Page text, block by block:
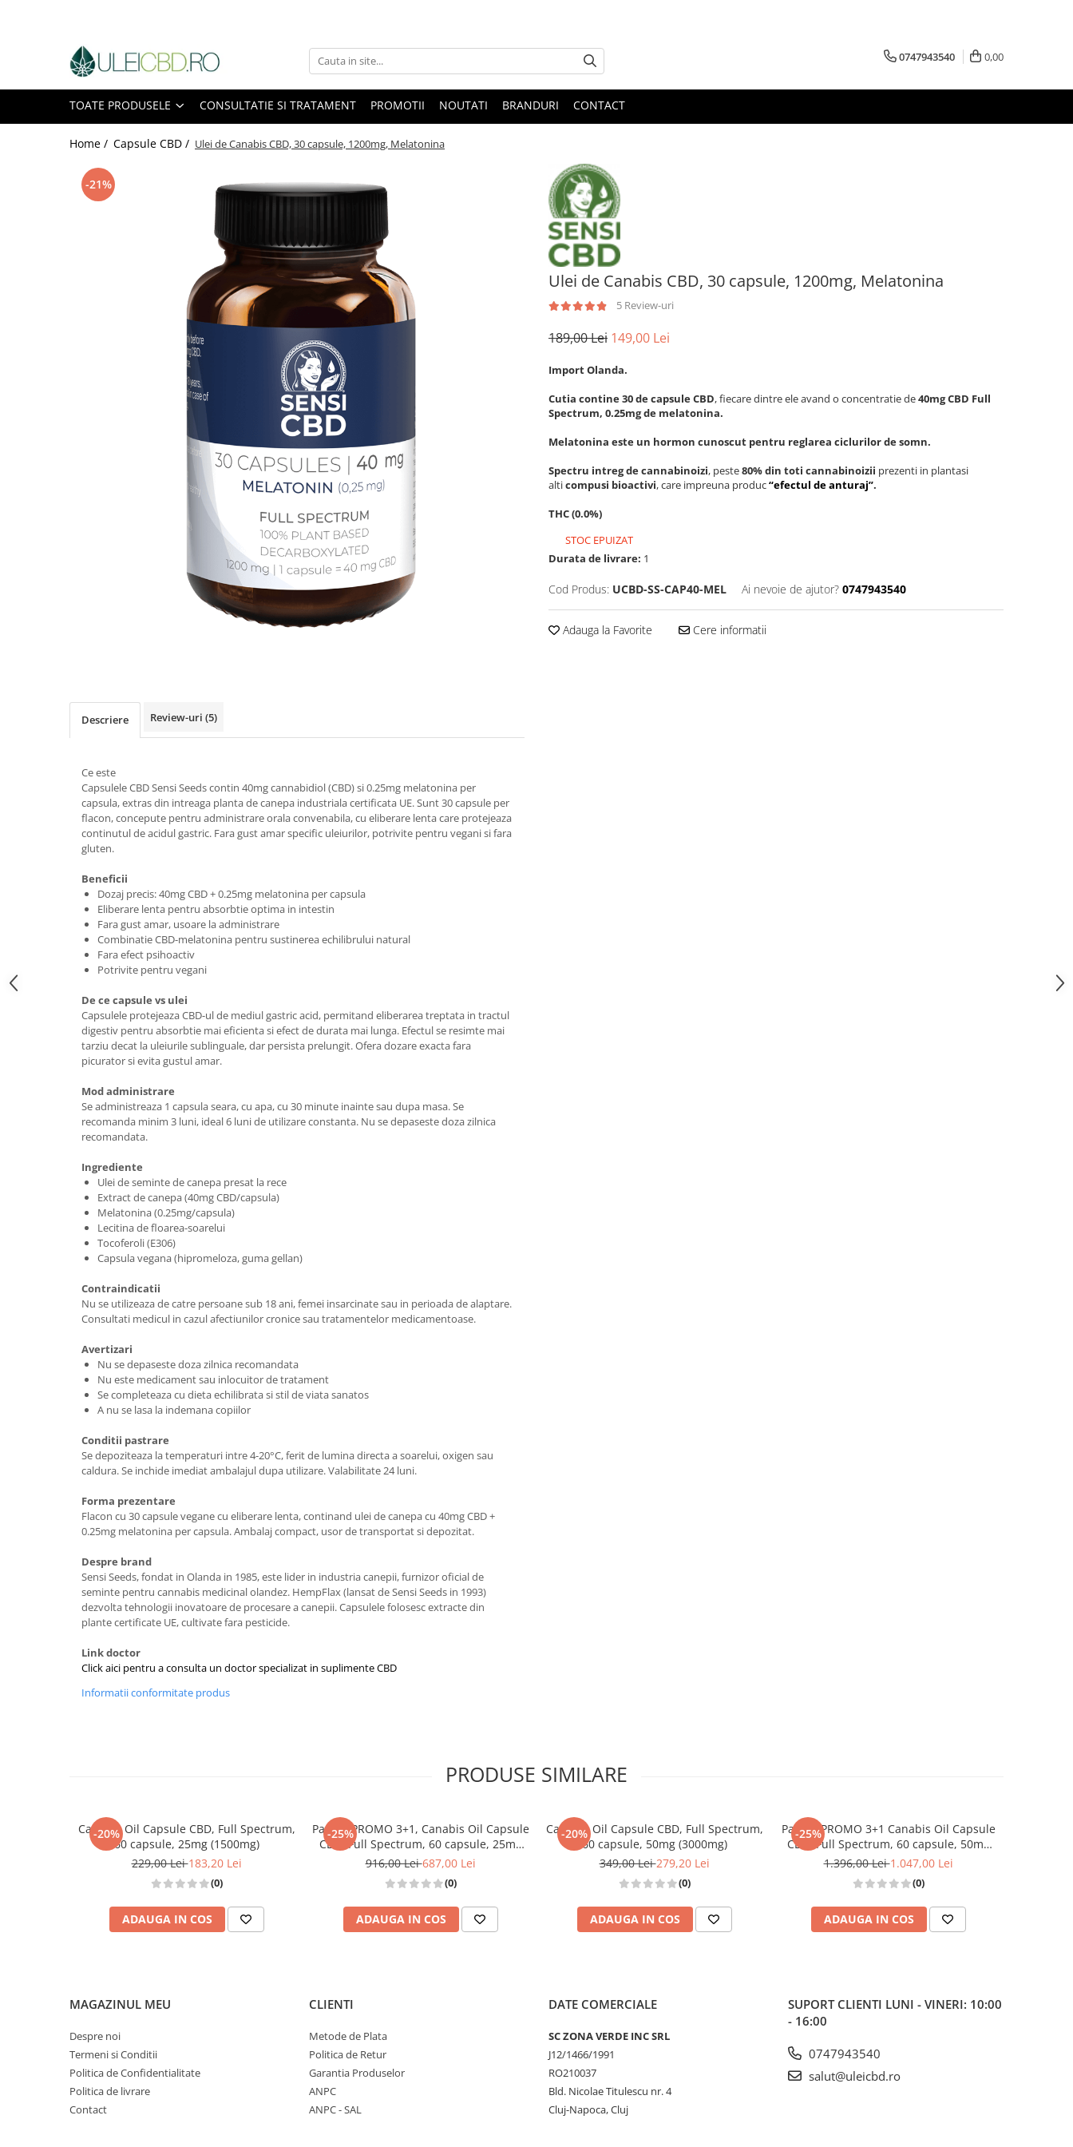
Toate Produsele
Ulei CBD
Capsule CBD
Ulei Ozonat cu CBD
CBD Animale
0747943540 0,00
TOATE PRODUSELE CONSULTATIE SI TRATAMENT PROMOTII NOUTATI BRANDURI CONTACT
Home / Capsule CBD / Ulei de Canabis CBD, 30 capsule, 1200mg, Melatonina
-21%
Ulei de Canabis CBD, 30 capsule, 1200mg, Melatonina
5 Review-uri
189,00 Lei 149,00 Lei
Import Olanda.
Cutia contine 30 de capsule CBD, fiecare dintre ele avand o concentratie de40mg CBD Full
Spectrum, 0.25mg de melatonina.
Melatonina este un hormon cunoscut pentru reglarea ciclurilor de somn.
Spectru intreg de cannabinoizi, peste80% din toti cannabinoizii prezenti in plantasi
alticompusi bioactivi, care impreuna produc“efectul de anturaj”.
THC (0.0%)
STOC EPUIZAT
Durata de livrare: 1
Cod Produs: UCBD-SS-CAP40-MEL Ai nevoie de ajutor? 0747943540
Adauga la Favorite Cere informatii
Descriere Review-uri (5)
Ce este
Capsulele CBD Sensi Seeds contin 40mg cannabidiol (CBD) si 0.25mg melatonina per
capsula, extras din intreaga planta de canepa industriala certificata UE. Sunt 30 capsule per
flacon, concepute pentru administrare orala convenabila, cu eliberare lenta care protejeaza
continutul de acidul gastric. Fara gust amar specific uleiurilor, potrivite pentru vegani si fara
gluten.
Beneficii
Dozaj precis: 40mg CBD + 0.25mg melatonina per capsula
Eliberare lenta pentru absorbtie optima in intestin
Fara gust amar, usoare la administrare
Combinatie CBD-melatonina pentru sustinerea echilibrului natural
Fara efect psihoactiv
Potrivite pentru vegani
De ce capsule vs ulei
Capsulele protejeaza CBD-ul de mediul gastric acid, permitand eliberarea treptata in tractul
digestiv pentru absorbtie mai eficienta si efect de durata mai lunga. Efectul se resimte mai
tarziu decat la uleiurile sublinguale, dar persista prelungit. Ofera dozare exacta fara
picurator si evita gustul amar.
Mod administrare
Se administreaza 1 capsula seara, cu apa, cu 30 minute inainte sau dupa masa. Se
recomanda minim 3 luni, ideal 6 luni de utilizare constanta. Nu se depaseste doza zilnica
recomandata.
Ingrediente
Ulei de seminte de canepa presat la rece
Extract de canepa (40mg CBD/capsula)
Melatonina (0.25mg/capsula)
Lecitina de floarea-soarelui
Tocoferoli (E306)
Capsula vegana (hipromeloza, guma gellan)
Contraindicatii
Nu se utilizeaza de catre persoane sub 18 ani, femei insarcinate sau in perioada de alaptare.
Consultati medicul in cazul afectiunilor cronice sau tratamentelor medicamentoase.
Avertizari
Nu se depaseste doza zilnica recomandata
Nu este medicament sau inlocuitor de tratament
Se completeaza cu dieta echilibrata si stil de viata sanatos
A nu se lasa la indemana copiilor
Conditii pastrare
Se depoziteaza la temperaturi intre 4-20°C, ferit de lumina directa a soarelui, oxigen sau
caldura. Se inchide imediat ambalajul dupa utilizare. Valabilitate 24 luni.
Forma prezentare
Flacon cu 30 capsule vegane cu eliberare lenta, continand ulei de canepa cu 40mg CBD +
0.25mg melatonina per capsula. Ambalaj compact, usor de transportat si depozitat.
Despre brand
Sensi Seeds, fondat in Olanda in 1985, este lider in industria canepii, furnizor oficial de
seminte pentru cannabis medicinal olandez. HempFlax (lansat de Sensi Seeds in 1993)
dezvolta tehnologii inovatoare de procesare a canepii. Capsulele folosesc extracte din
plante certificate UE, cultivate fara pesticide.
Link doctor
Click aici pentru a consulta un doctor specializat in suplimente CBD
Informatii conformitate produs
PRODUSE SIMILARE
-20%
Canabis Oil Capsule CBD, Full Spectrum,
60 capsule, 25mg (1500mg)
229,00 Lei183,20 Lei
(0)
ADAUGA IN COS
-25%
Pachet PROMO 3+1, Canabis Oil Capsule
CBD, Full Spectrum, 60 capsule, 25mg
(1500mg)
916,00 Lei687,00 Lei
(0)
ADAUGA IN COS
-20%
Canabis Oil Capsule CBD, Full Spectrum,
60 capsule, 50mg (3000mg)
349,00 Lei279,20 Lei
(0)
ADAUGA IN COS
-25%
Pachet PROMO 3+1 Canabis Oil Capsule
CBD, Full Spectrum, 60 capsule, 50mg
(3000mg)
1.396,00 Lei1.047,00 Lei
(0)
ADAUGA IN COS
MAGAZINUL MEU
Despre noi
Termeni si Conditii
Politica de Confidentialitate
Politica de livrare
Contact
CLIENTI
Metode de Plata
Politica de Retur
Garantia Produselor
ANPC
ANPC - SAL
DATE COMERCIALE
SC ZONA VERDE INC SRL
J12/1466/1991
RO210037
Bld. Nicolae Titulescu nr. 4
Cluj-Napoca, Cluj
SUPORT CLIENTI LUNI - VINERI: 10:00
- 16:00
0747943540
salut@uleicbd.ro